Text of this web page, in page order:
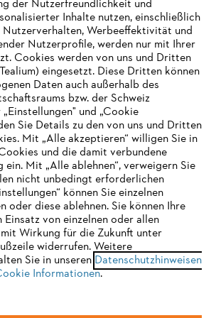
Fragen
Cookies
8617 Mönchaltorf
WIRD NICHT
den wir noch nicht unterstützen. Für
unserer Seite empfehlen wir Ihnen, zu
Browser zu wechseln:
der Nutzerfreundlichkeit und
Inhalte nutzen, einschließlich
Nutzerverhalten, Werbeeffektivität und
Nutzerprofile, werden nur mit Ihrer
Cookies werden von uns und Dritten
eingesetzt. Diese Dritten können
Daten auch außerhalb des
bzw. der Schweiz
und „Cookie
Sie Details zu den von uns und Dritten
Mit „Alle akzeptieren“ willigen Sie in
und die damit verbundene
Mit „Alle ablehnen“, verweigern Sie
nicht unbedingt erforderlichen
können Sie einzelnen
oder diese ablehnen. Sie können Ihre
von einzelnen oder allen
Wirkung für die Zukunft unter
widerrufen. Weitere
Sie in unseren Datenschutzhinweisen
Informationen.